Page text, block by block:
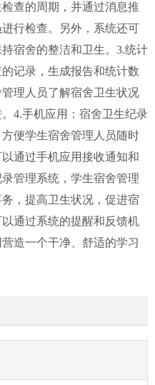
查的周期，并通过消息推
行检查。另外，系统还可
宿舍的整洁和卫生。3.统计
记录，生成报告和统计数
理人员了解宿舍卫生状况
4.手机应用：宿舍卫生纪录
便学生宿舍管理人员随时
通过手机应用接收通知和
管理系统，学生宿舍管理
，提高卫生状况，促进宿
通过系统的提醒和反馈机
造一个干净、舒适的学习